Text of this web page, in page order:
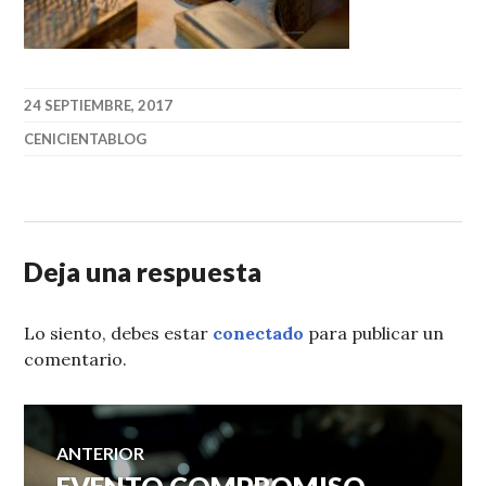
24 SEPTIEMBRE, 2017
CENICIENTABLOG
Deja una respuesta
Lo siento, debes estar conectado para publicar un
comentario.
Navegación
ANTERIOR
Entrada